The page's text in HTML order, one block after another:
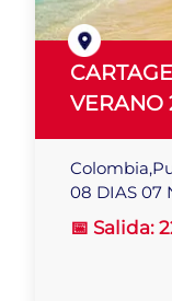
VERANO
08 DIAS 07
📅 Salida: